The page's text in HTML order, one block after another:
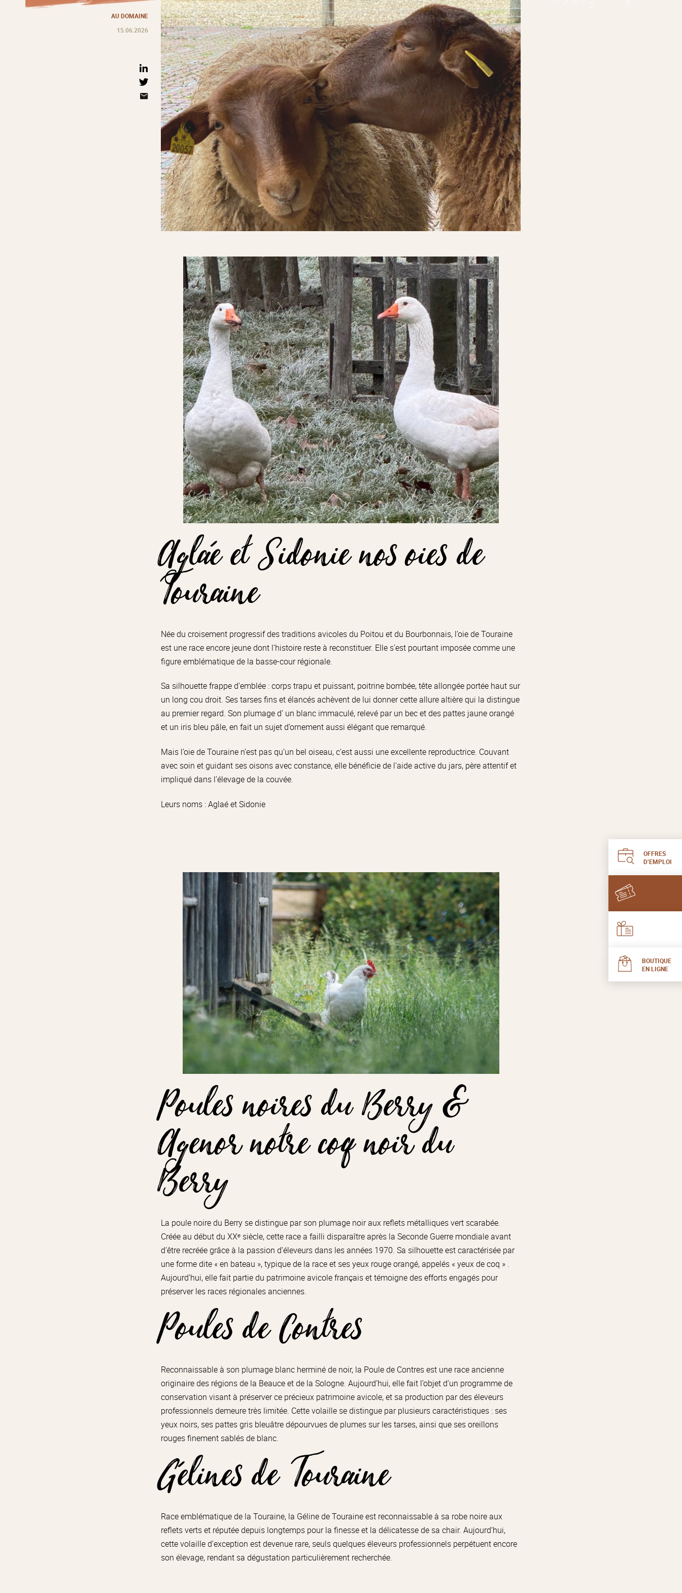
OFFRES
D’EMPLOI
BOUTIQUE
EN LIGNE
AU DOMAINE
15.06.2026
Aglaé et Sidonie nos oies de
Touraine
Née du croisement progressif des traditions avicoles du Poitou et du Bourbonnais, l’oie de Touraine
est une race encore jeune dont l’histoire reste à reconstituer. Elle s’est pourtant imposée comme une
figure emblématique de la basse-cour régionale.
Sa silhouette frappe d’emblée : corps trapu et puissant, poitrine bombée, tête allongée portée haut sur
un long cou droit. Ses tarses fins et élancés achèvent de lui donner cette allure altière qui la distingue
au premier regard. Son plumage d’ un blanc immaculé, relevé par un bec et des pattes jaune orangé
et un iris bleu pâle, en fait un sujet d’ornement aussi élégant que remarqué.
Mais l’oie de Touraine n’est pas qu’un bel oiseau, c’est aussi une excellente reproductrice. Couvant
avec soin et guidant ses oisons avec constance, elle bénéficie de l’aide active du jars, père attentif et
impliqué dans l’élevage de la couvée.
Leurs noms : Aglaé et Sidonie
Poules noires du Berry &
Agenor notre coq noir du
Berry
La poule noire du Berry se distingue par son plumage noir aux reflets métalliques vert scarabée.
Créée au début du XXᵉ siècle, cette race a failli disparaître après la Seconde Guerre mondiale avant
d’être recréée grâce à la passion d’éleveurs dans les années 1970. Sa silhouette est caractérisée par
une forme dite « en bateau », typique de la race et ses yeux rouge orangé, appelés « yeux de coq » .
Aujourd’hui, elle fait partie du patrimoine avicole français et témoigne des efforts engagés pour
préserver les races régionales anciennes.
Poules de Contres
Reconnaissable à son plumage blanc herminé de noir, la Poule de Contres est une race ancienne
originaire des régions de la Beauce et de la Sologne. Aujourd’hui, elle fait l’objet d’un programme de
conservation visant à préserver ce précieux patrimoine avicole, et sa production par des éleveurs
professionnels demeure très limitée. Cette volaille se distingue par plusieurs caractéristiques : ses
yeux noirs, ses pattes gris bleuâtre dépourvues de plumes sur les tarses, ainsi que ses oreillons
rouges finement sablés de blanc.
Gélines de Touraine
Race emblématique de la Touraine, la Géline de Touraine est reconnaissable à sa robe noire aux
reflets verts et réputée depuis longtemps pour la finesse et la délicatesse de sa chair. Aujourd’hui,
cette volaille d’exception est devenue rare, seuls quelques éleveurs professionnels perpétuent encore
son élevage, rendant sa dégustation particulièrement recherchée.